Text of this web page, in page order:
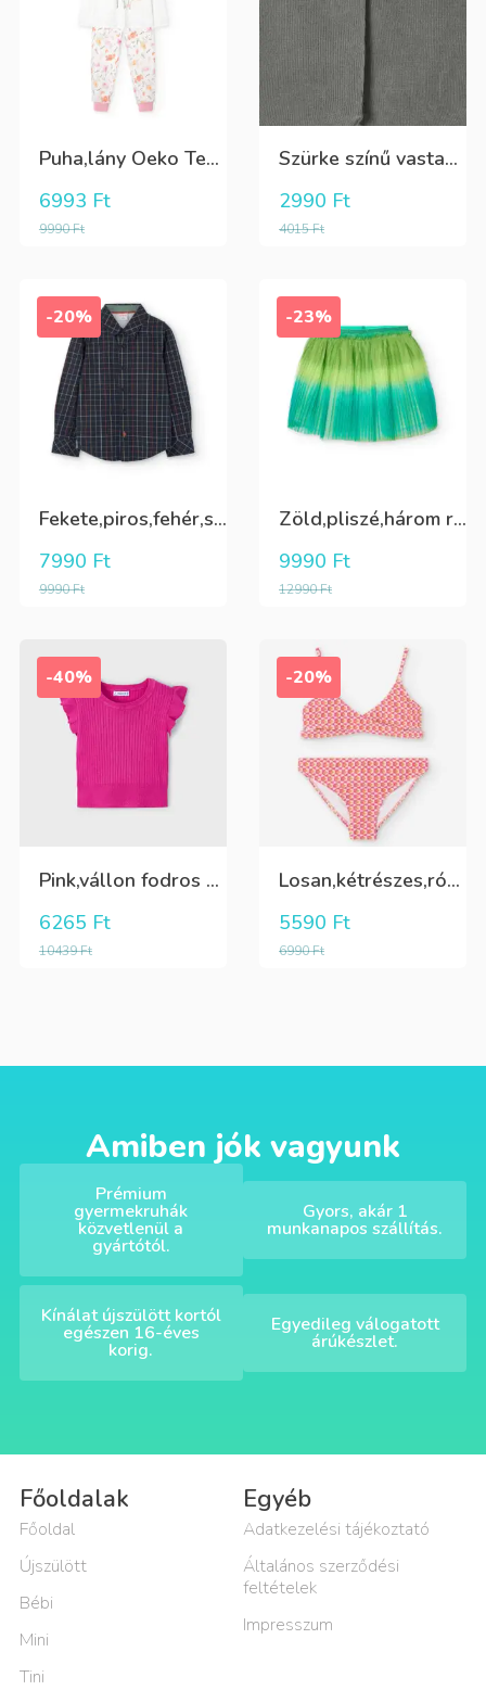
Puha,lány Oeko Tex bio pamut hosszú pizsama
9990Ft
6993 Ft
Szürke színű vastag puha harisnya
4015Ft
2990 Ft
-20%
Fekete,piros,fehér,sárga kockás ing
9990Ft
7990 Ft
-23%
Zöld,pliszé,három rétegű(alatta csillogó tüll+kiwizöld vászon) szoknya
12990Ft
9990 Ft
-40%
Pink,vállon fodros csini lány kötött póló
10439Ft
6265 Ft
-20%
Losan,kétrészes,rózsaszín,sárga,krém színű fürdőruha
6990Ft
5590 Ft
Amiben jók vagyunk
Prémium
gyermekruhák
közvetlenül a
gyártótól.
Gyors, akár 1
munkanapos szállítás.
Kínálat újszülött kortól
egészen 16-éves
korig.
Egyedileg válogatott
árúkészlet.
Főoldalak
Főoldal
Újszülött
Bébi
Mini
Tini
Egyéb
Adatkezelési tájékoztató
Általános szerződési
feltételek
Impresszum